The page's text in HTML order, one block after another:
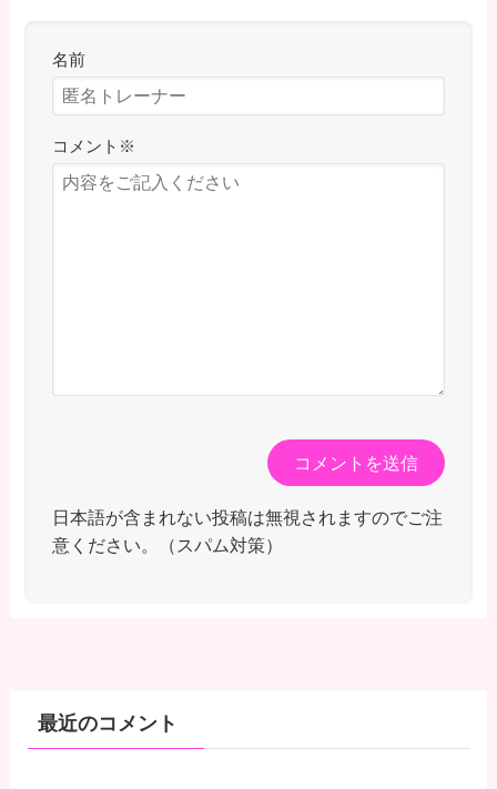
名前
コメント ※
日本語が含まれない投稿は無視されますのでご注
意ください。（スパム対策）
最近のコメント